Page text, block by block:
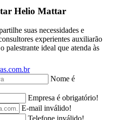
Helio Mattar
suas necessidades e
experientes auxiliarão
palestrante ideal que atenda às
Nome é
Empresa é obrigatório!
E-mail inválido!
Telefone inválido!